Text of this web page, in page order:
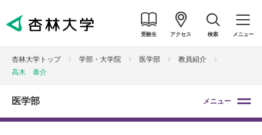
受験生 アクセス 検索 メニュー
杏林大学トップ 学部・大学院 医学部
教員紹介
高木 泰介
医学部 メニュー